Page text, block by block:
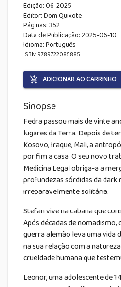
Edição:06-2025
Editor:Dom Quixote
Páginas:352
Data de Publicação:2025-06-10
Idioma:Português
ISBN: 9789722085885
ADICIONAR AO CARRINHO
Sinopse
Fedra passou mais de vinte
lugares da Terra. Depois de
Kosovo, Iraque, Mali, a
por fim a casa. O seu novo
Medicina Legal obriga-a a
profundezas sórdidas da dark
irreparavelmente solitária.
Stefan vive na cabana que
Após décadas de
guerra alemão leva uma vida
na sua relação com a
crueldade humana que
Leonor, uma adolescente de